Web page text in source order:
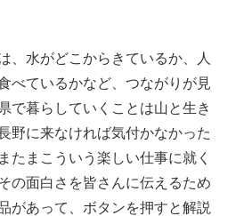
、水がどこからきているか、人
べているかなど、つながりが見
で暮らしていくことは山と生き
野に来なければ気付かなかった
たまこういう楽しい仕事に就く
の面白さを皆さんに伝えるため
があって、ボタンを押すと解説